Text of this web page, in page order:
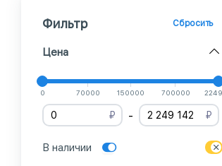
Фильтр Сбросить
Цена
0 70000 150000 700000
₽ - ₽
В наличии